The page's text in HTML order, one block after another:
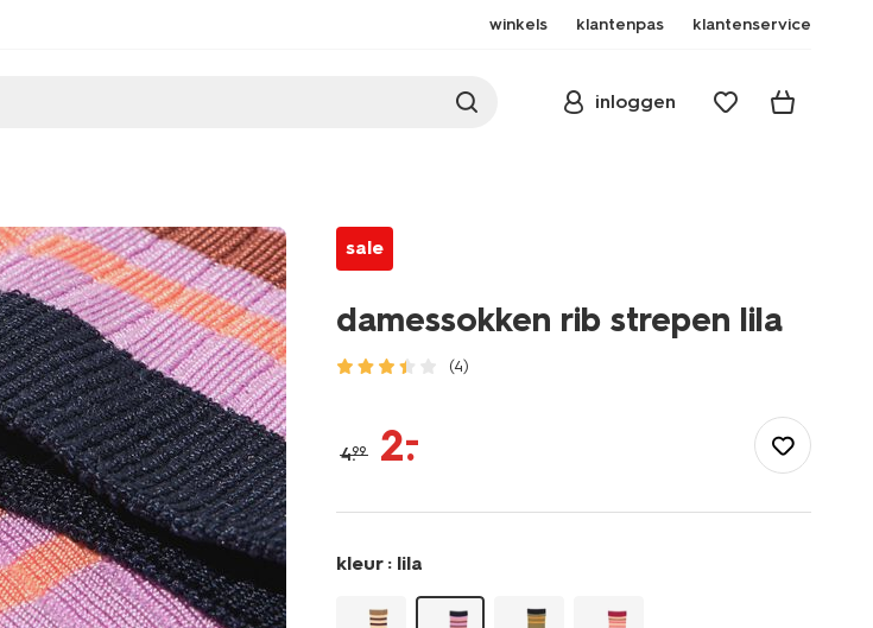
winkels klantenpas klantenservice
inloggen
sale
damessokken rib strepen lila
(4)
strepen-
4.99 2.
–
kleur : lila